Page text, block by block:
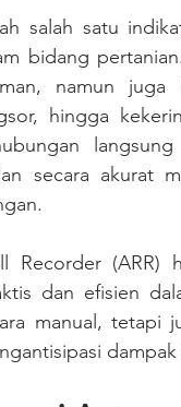
bidang
namun
hingga
secara akurat
dan efisien
manual, tetapi
dampak